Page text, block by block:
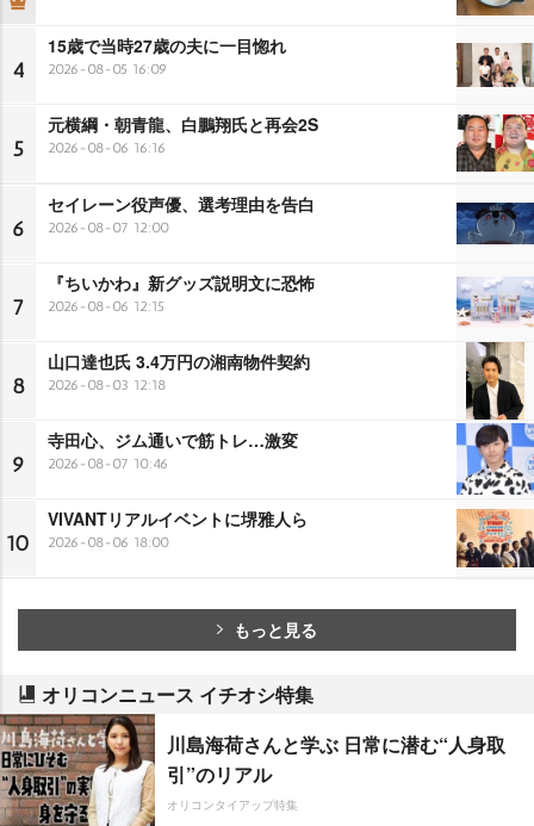
4
15歳で当時27歳の夫に一目惚れ
2026-08-05 16:09
5
元横綱・朝青龍、白鵬翔氏と再会2S
2026-08-06 16:16
6
セイレーン役声優、選考理由を告白
2026-08-07 12:00
7
『ちいかわ』新グッズ説明文に恐怖
2026-08-06 12:15
8
山口達也氏 3.4万円の湘南物件契約
2026-08-03 12:18
9
寺田心、ジム通いで筋トレ…激変
2026-08-07 10:46
10
VIVANTリアルイベントに堺雅人ら
2026-08-06 18:00
もっと見る
オリコンニュース イチオシ特集
川島海荷さんと学ぶ 日常に潜む“人身取
引”のリアル
オリコンタイアップ特集